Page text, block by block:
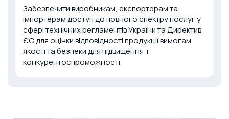
Забезпечити виробникам, експортерам та
імпортерам доступ до повного спектру послуг у
сфері технічних регламентів України та Директив
ЄС для оцінки відповідності продукції вимогам
якості та безпеки для підвищення її
конкурентоспроможності.